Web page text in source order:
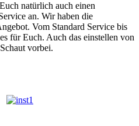
natürlich auch einen
an. Wir haben die
Vom Standard Service bis
für Euch. Auch das einstellen von
vorbei.